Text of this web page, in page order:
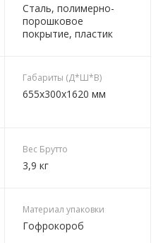
Сталь, полимерно-
порошковое
покрытие, пластик
Габариты (Д*Ш*В)
655х300х1620 мм
Вес Брутто
3,9 кг
Материал упаковки
Гофрокороб